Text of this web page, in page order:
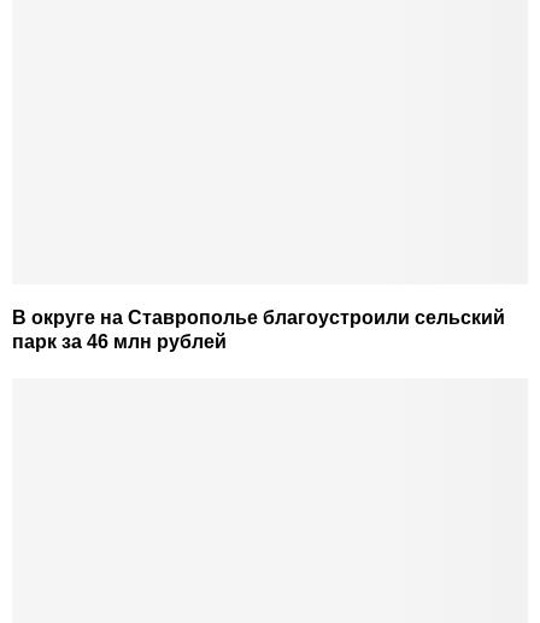
В округе на Ставрополье благоустроили сельский
парк за 46 млн рублей